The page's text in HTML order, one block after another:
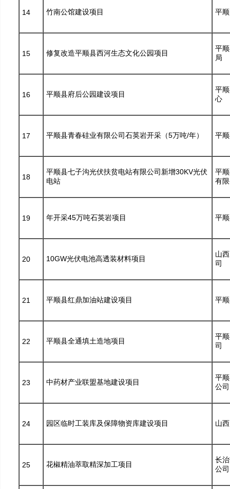
14 竹南公馆建设项目 平
15 修复改造平顺县西河生态文化公园项目
平
局
16 平顺县府后公园建设项目
平
心
17 平顺县青春硅业有限公司石英岩开采（5万吨/年） 平
18
平顺县七子沟光伏扶贫电站有限公司新增30KV光伏
电站
平
有
19 年开采45万吨石英岩项目 平
20 10GW光伏电池高透装材料项目
山
司
21 平顺县红鼎加油站建设项目 平
22 平顺县全通填土造地项目
平
司
23 中药材产业联盟基地建设项目
平
公司
24 园区临时工装库及保障物资库建设项目 山
25 花椒精油萃取精深加工项目
长
公司